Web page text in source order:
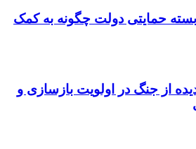
بسته حمایتی دولت چگونه به کمک
از جنگ در اولویت بازسازی و